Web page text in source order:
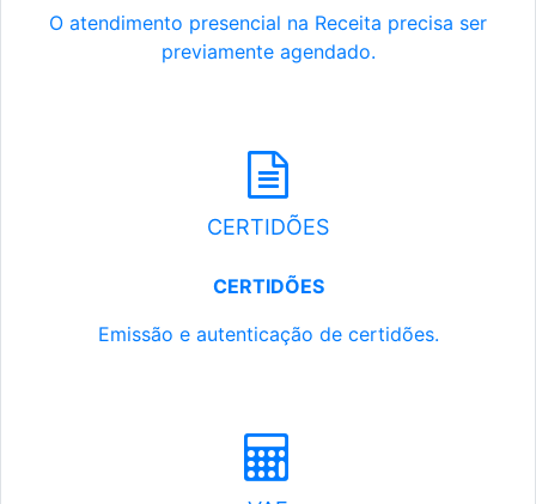
O atendimento presencial na Receita precisa ser
previamente agendado.
CERTIDÕES
CERTIDÕES
Emissão e autenticação de certidões.